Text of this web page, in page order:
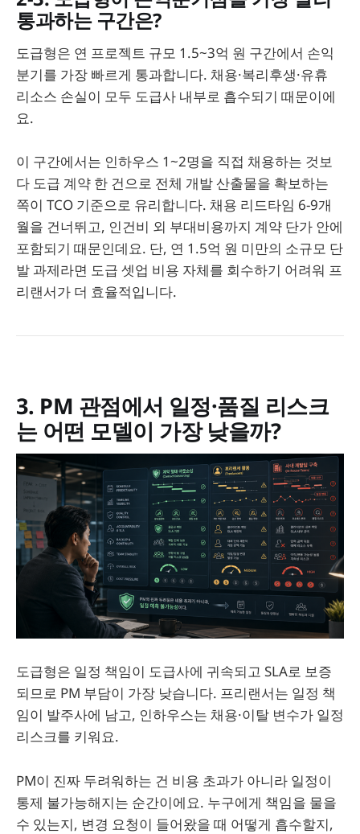
통과하는 구간은?
도급형은 연 프로젝트 규모 1.5~3억 원 구간에서 손익
분기를 가장 빠르게 통과합니다. 채용·복리후생·유휴
리소스 손실이 모두 도급사 내부로 흡수되기 때문이에
요.
이 구간에서는 인하우스 1~2명을 직접 채용하는 것보
다 도급 계약 한 건으로 전체 개발 산출물을 확보하는
쪽이 TCO 기준으로 유리합니다. 채용 리드타임 6-9개
월을 건너뛰고, 인건비 외 부대비용까지 계약 단가 안에
포함되기 때문인데요. 단, 연 1.5억 원 미만의 소규모 단
발 과제라면 도급 셋업 비용 자체를 회수하기 어려워 프
리랜서가 더 효율적입니다.
3. PM 관점에서 일정·품질 리스크
는 어떤 모델이 가장 낮을까?
도급형은 일정 책임이 도급사에 귀속되고 SLA로 보증
되므로 PM 부담이 가장 낮습니다. 프리랜서는 일정 책
임이 발주사에 남고, 인하우스는 채용·이탈 변수가 일정
리스크를 키워요.
PM이 진짜 두려워하는 건 비용 초과가 아니라 일정이
통제 불가능해지는 순간이에요. 누구에게 책임을 물을
수 있는지, 변경 요청이 들어왔을 때 어떻게 흡수할지,